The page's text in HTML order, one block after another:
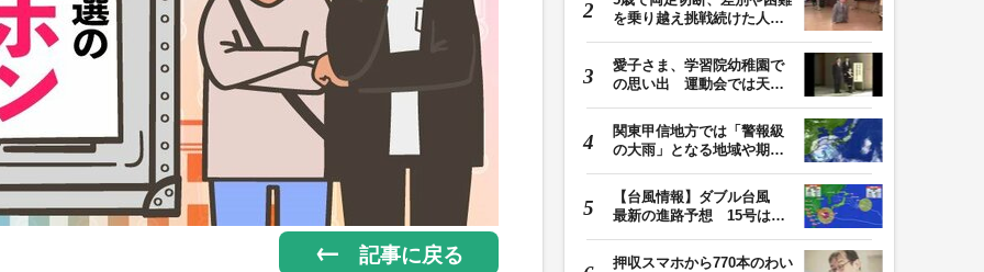
記事に戻る
を乗り越え挑戦続けた人
愛子さま、学習院幼稚園で
の思い出 運動会では天皇
関東甲信地方では「警報級
の大雨」となる地域や期間
【台風情報】ダブル台風
最新の進路予想 15号は北
押収スマホから770本のわい